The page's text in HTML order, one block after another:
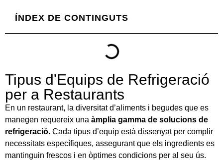
ÍNDEX DE CONTINGUTS
Tipus d'Equips de Refrigeració
per a Restaurants
En un restaurant, la diversitat d’aliments i begudes que es
manegen requereix una àmplia gamma de solucions de
refrigeració. Cada tipus d’equip està dissenyat per complir
necessitats específiques, assegurant que els ingredients es
mantinguin frescos i en òptimes condicions per al seu ús.